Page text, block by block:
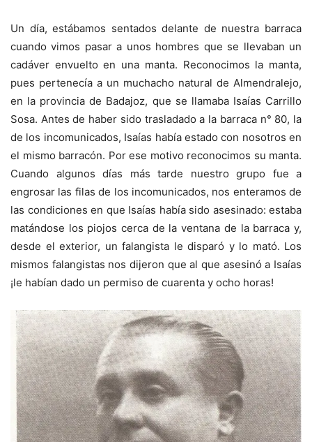
Un día, estábamos sentados delante de nuestra barraca
cuando vimos pasar a unos hombres que se llevaban un
cadáver envuelto en una manta. Reconocimos la manta,
pues pertenecía a un muchacho natural de Almendralejo,
en la provincia de Badajoz, que se llamaba Isaías Carrillo
Sosa. Antes de haber sido trasladado a la barraca n° 80, la
de los incomunicados, Isaías había estado con nosotros en
el mismo barracón. Por ese motivo reconocimos su manta.
Cuando algunos días más tarde nuestro grupo fue a
engrosar las filas de los incomunicados, nos enteramos de
las condiciones en que Isaías había sido asesinado: estaba
matándose los piojos cerca de la ventana de la barraca y,
desde el exterior, un falangista le disparó y lo mató. Los
mismos falangistas nos dijeron que al que asesinó a Isaías
¡le habían dado un permiso de cuarenta y ocho horas!